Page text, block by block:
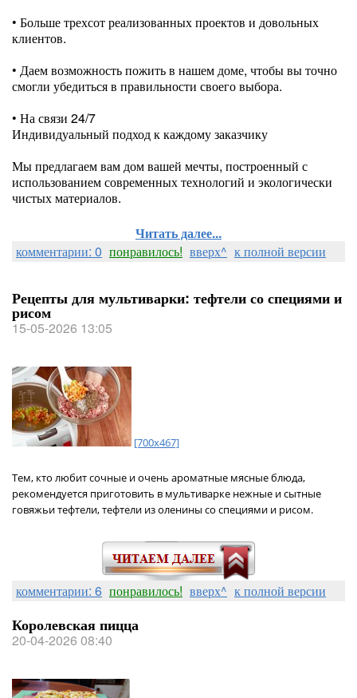
• Больше трехсот реализованных проектов и довольных
клиентов.
• Даем возможность пожить в нашем доме, чтобы вы точно
смогли убедиться в правильности своего выбора.
• На связи 24/7
Индивидуальный подход к каждому заказчику
Мы предлагаем вам дом вашей мечты, построенный с
использованием современных технологий и экологически
чистых материалов.
Читать далее...
комментарии: 0 понравилось! вверх^ к полной версии
Рецепты для мультиварки: тефтели со специями и
рисом
15-05-2026 13:05
[700x467]
Тем, кто любит сочные и очень ароматные мясные блюда,
рекомендуется приготовить в мультиварке нежные и сытные
говяжьи тефтели, тефтели из оленины со специями и рисом.
комментарии: 6 понравилось! вверх^ к полной версии
Королевская пицца
20-04-2026 08:40